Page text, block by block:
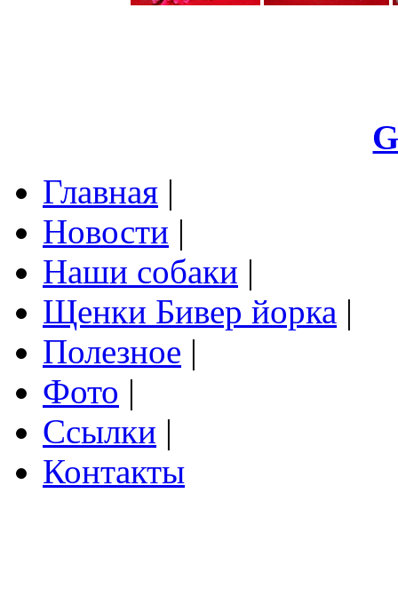
Главная |
Новости |
Наши собаки |
Щенки Бивер йорка |
Полезное |
Фото |
Ссылки |
Контакты